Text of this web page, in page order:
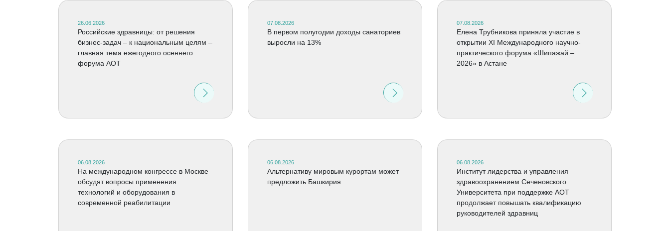
26.06.2026
Российские здравницы: от решения
бизнес-задач – к национальным целям –
главная тема ежегодного осеннего
форума АОТ
07.08.2026
В первом полугодии доходы санаториев
выросли на 13%
07.08.2026
Елена Трубникова приняла участие в
открытии XI Международного научно-
практического форума «Шипажай –
2026» в Астане
06.08.2026
На международном конгрессе в Москве
обсудят вопросы применения
технологий и оборудования в
современной реабилитации
06.08.2026
Альтернативу мировым курортам может
предложить Башкирия
06.08.2026
Институт лидерства и управления
здравоохранением Сеченовского
Университета при поддержке АОТ
продолжает повышать квалификацию
руководителей здравниц